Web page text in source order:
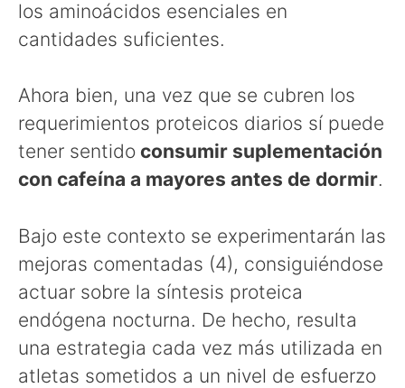
los aminoácidos esenciales en
cantidades suficientes.
Ahora bien, una vez que se cubren los
requerimientos proteicos diarios sí puede
tener sentido consumir suplementación
con cafeína a mayores antes de dormir.
Bajo este contexto se experimentarán las
mejoras comentadas (4), consiguiéndose
actuar sobre la síntesis proteica
endógena nocturna. De hecho, resulta
una estrategia cada vez más utilizada en
atletas sometidos a un nivel de esfuerzo